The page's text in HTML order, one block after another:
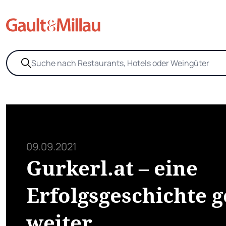
09.09.2021
Gurkerl.at – eine
Erfolgsgeschichte